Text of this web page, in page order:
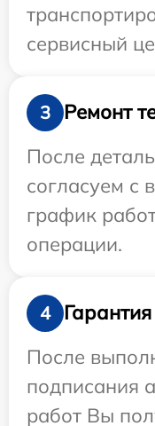
сервисный
3
Ремонт
После
согласуем с
график
операции.
4
Гарантия
После
подписания
работ Вы